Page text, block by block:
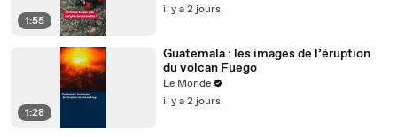
1:55
il y a 2 jours
1:28
Guatemala : les images de l’éruption
du volcan Fuego
Le Monde
il y a 2 jours